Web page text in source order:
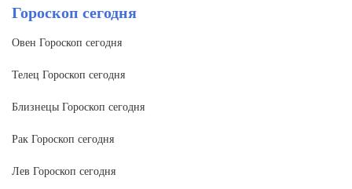
Гороскоп сегодня
Овен Гороскоп сегодня
Телец Гороскоп сегодня
Близнецы Гороскоп сегодня
Рак Гороскоп сегодня
Лев Гороскоп сегодня